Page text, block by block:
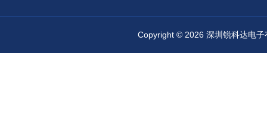
Copyright © 2026 深圳锐科达电